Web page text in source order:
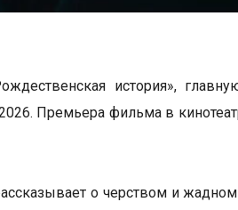
история»,
Премьера фильма в
о черством и